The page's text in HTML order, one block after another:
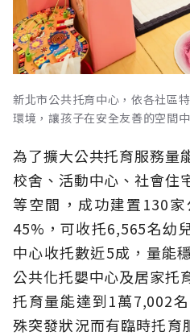
新北市公共托育中心，依各社區
環境，讓孩子在安全友善的空間中
為了擴大公共托育服務量
校舍、活動中心、社會住
等空間，成功建置130
45%，可收托6,565名幼
中心收托數近5成，量能
公共化托嬰中心及居家托
托育量能達到1萬7,002
殊突發狀況而有臨時托育